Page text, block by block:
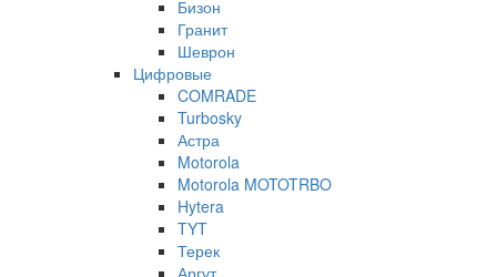
Бизон
Гранит
Шеврон
Цифровые
COMRADE
Turbosky
Астра
Motorola
Motorola MOTOTRBO
Hytera
TYT
Терек
Аргут